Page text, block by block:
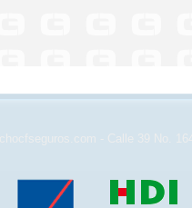
- Calle 39 No.